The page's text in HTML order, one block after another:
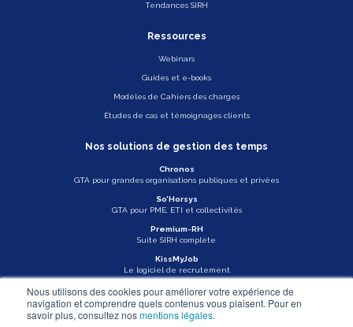
Nous utilisons des cookies pour améliorer votre expérience de
navigation et comprendre quels contenus vous plaisent. Pour en
savoir plus, consultez nosmentions légales.
Tendances SIRH
Ressources
Webinars
Guides et e-books
Modèles de Cahiers des charges
Études de cas et témoignages clients
Nos solutions de gestion des temps
Chronos
GTA pour grandes organisations publiques et privées
So’Horsys
GTA pour PME, ETI et collectivités
Premium-RH
Suite SIRH complète
KissMyJob
Le logiciel de recrutement
Veille légale